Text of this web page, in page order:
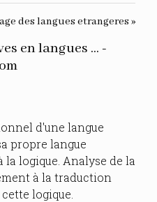
des langues etrangeres »
en langues ... -
d'une langue
propre langue
logique. Analyse de la
à la traduction
logique.